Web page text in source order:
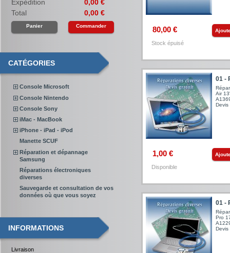
Expédition
0,00 €
Total
0,00 €
Panier Commander
CATÉGORIES
Console Microsoft
Console Nintendo
Console Sony
iMac - MacBook
iPhone - iPad - iPod
Manette SCUF
Réparation et dépannage
Samsung
Réparations électroniques
diverses
Sauvegarde et consultation de vos
données où que vous soyez
INFORMATIONS
Livraison
80,00 €
Stock épuisé
01 -
Air
Devis
1,00 €
Disponible
01 -
Pro
Devis